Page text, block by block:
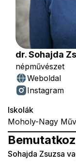
dr. Sohajda
népművészet
Weboldal
Instagram
Sohajda Zsuzsa
Iskolák
Moholy-Nagy